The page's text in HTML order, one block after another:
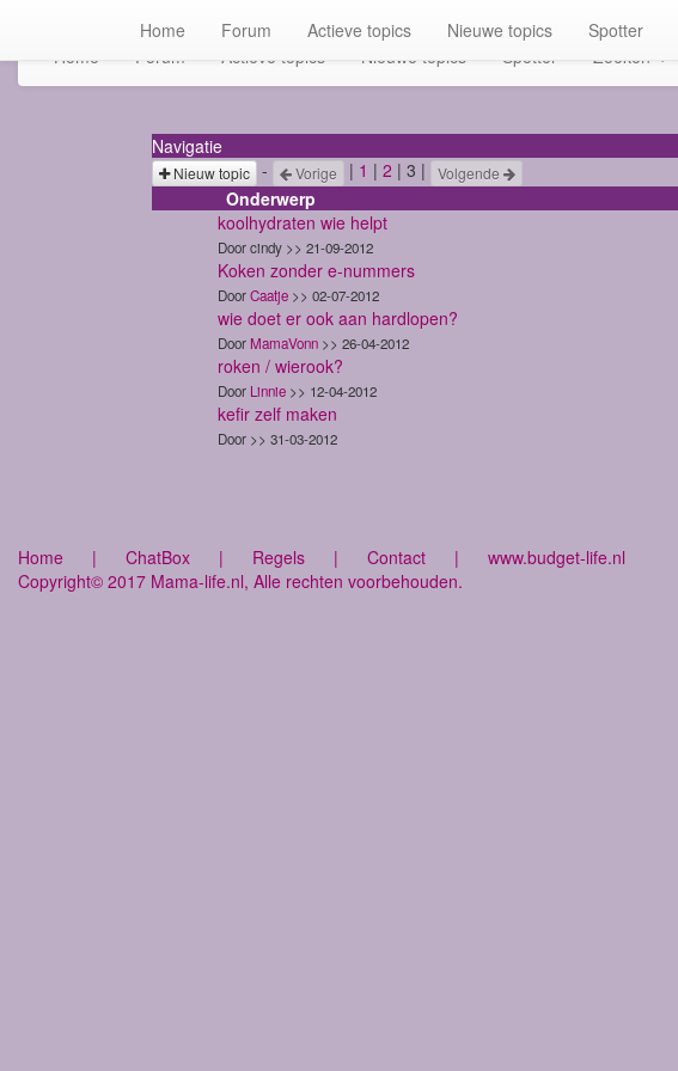
Home Forum Actieve topics Nieuwe topics Spotter Zoeken
Home Forum Actieve topics Nieuwe topics Spotter
Navigatie
Nieuw topic - Vorige | 1 | 2 | 3 | Volgende
Onderwerp
koolhydraten wie helpt
Door cindy >> 21-09-2012
Koken zonder e-nummers
DoorCaatje >> 02-07-2012
wie doet er ook aan hardlopen?
DoorMamaVonn >> 26-04-2012
roken / wierook?
Door Linnie >> 12-04-2012
kefir zelf maken
Door >> 31-03-2012
Home | ChatBox | Regels | Contact | www.budget-life.nl
Copyright© 2017 Mama-life.nl, Alle rechten voorbehouden.